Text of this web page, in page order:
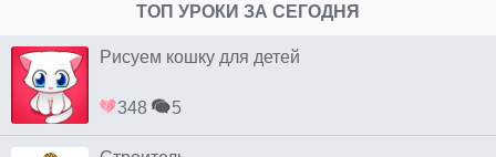
ТОП УРОКИ ЗА СЕГОДНЯ
Рисуем кошку для детей
348 5